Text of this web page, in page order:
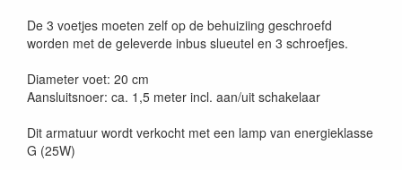
De 3 voetjes moeten zelf op de behuiziing geschroefd
worden met de geleverde inbus slueutel en 3 schroefjes.
Diameter voet: 20 cm
Aansluitsnoer: ca. 1,5 meter incl. aan/uit schakelaar
Dit armatuur wordt verkocht met een lamp van energieklasse
G (25W)